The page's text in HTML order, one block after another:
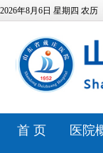
2026年8月6日 星期四 农历
首 页 医院